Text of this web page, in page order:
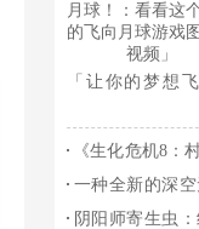
「让你的梦想
飞向月球游戏图文
频」
《生化危机8：
专业攻略带你轻
一种全新的深
前所未有的令人
阴阳师寄生虫